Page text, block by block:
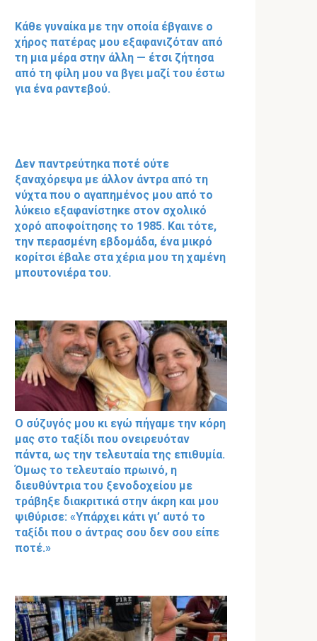
Κάθε γυναίκα με την οποία έβγαινε ο
χήρος πατέρας μου εξαφανιζόταν από
τη μια μέρα στην άλλη — έτσι ζήτησα
από τη φίλη μου να βγει μαζί του έστω
για ένα ραντεβού.
Δεν παντρεύτηκα ποτέ ούτε
ξαναχόρεψα με άλλον άντρα από τη
νύχτα που ο αγαπημένος μου από το
λύκειο εξαφανίστηκε στον σχολικό
χορό αποφοίτησης το 1985. Και τότε,
την περασμένη εβδομάδα, ένα μικρό
κορίτσι έβαλε στα χέρια μου τη χαμένη
μπουτονιέρα του.
Ο σύζυγός μου κι εγώ πήγαμε την κόρη
μας στο ταξίδι που ονειρευόταν
πάντα, ως την τελευταία της επιθυμία.
Όμως το τελευταίο πρωινό, η
διευθύντρια του ξενοδοχείου με
τράβηξε διακριτικά στην άκρη και μου
ψιθύρισε: «Υπάρχει κάτι γι’ αυτό το
ταξίδι που ο άντρας σου δεν σου είπε
ποτέ.»